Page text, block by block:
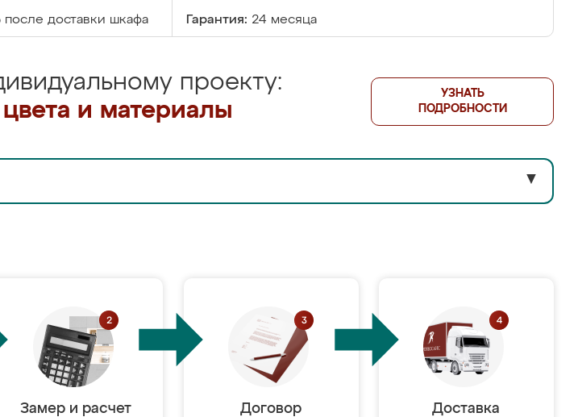
доставки шкафа Гарантия: 24 месяца
проекту:
и материалы
УЗНАТЬ
ПОДРОБНОСТИ
▼
Замер и расчет
Договор
Доставка